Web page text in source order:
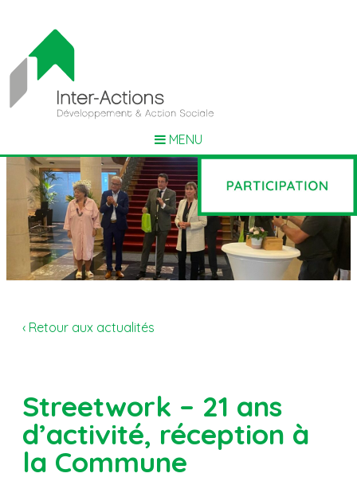
MENU
‹ Retour aux actualités
Streetwork – 21 ans
d’activité, réception à
la Commune